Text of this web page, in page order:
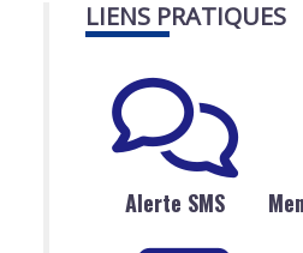
LIENS PRATIQUES
Alerte SMS